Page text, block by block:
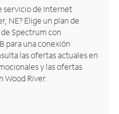
servicio de Internet
NE? Elige un plan de
Spectrum con
para una conexión
las ofertas actuales en
y las ofertas
Wood River.